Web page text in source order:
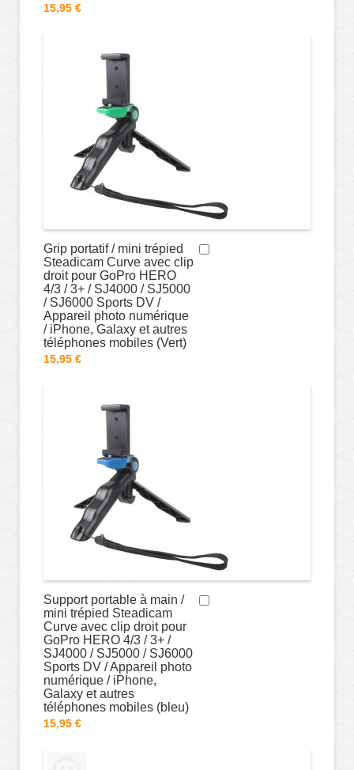
15,95 €
Grip portatif / mini trépied
Steadicam Curve avec clip
droit pour GoPro HERO
4/3 / 3+ / SJ4000 / SJ5000
/ SJ6000 Sports DV /
Appareil photo numérique
/ iPhone, Galaxy et autres
téléphones mobiles (Vert)
15,95 €
Support portable à main /
mini trépied Steadicam
Curve avec clip droit pour
GoPro HERO 4/3 / 3+ /
SJ4000 / SJ5000 / SJ6000
Sports DV / Appareil photo
numérique / iPhone,
Galaxy et autres
téléphones mobiles (bleu)
15,95 €